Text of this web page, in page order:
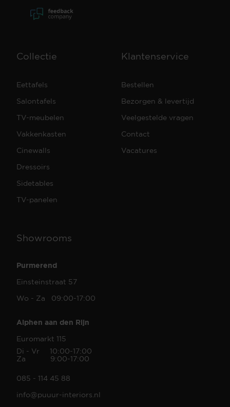
Collectie
Eettafels
Salontafels
TV-meubelen
Vakkenkasten
Cinewalls
Dressoirs
Sidetables
TV-panelen
Klantenservice
Bestellen
Bezorgen & levertijd
Veelgestelde vragen
Contact
Vacatures
Showrooms
Purmerend
Einsteinstraat 57
Wo - Za 09:00-17:00
Alphen aan den Rijn
Euromarkt 115
Di - Vr 10:00-17:00
Za 9:00-17:00
085 - 114 45 88
info@puuur-interiors.nl